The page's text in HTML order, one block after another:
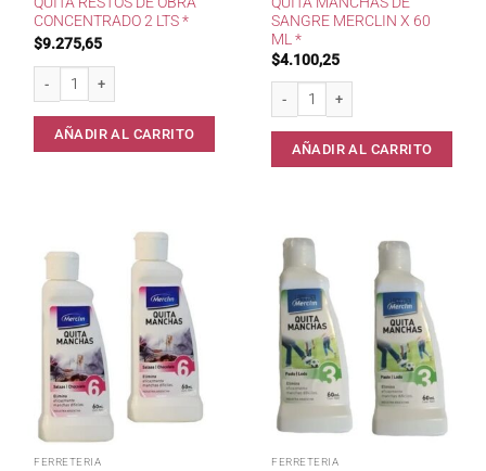
CONCENTRADO 2 LTS *
$9.275,65
Quita Restos de Obra Concentrado 2 lts * cantidad
AÑADIR AL CARRITO
SANGRE MERCLIN X 60
ML *
$4.100,25
Quita Manchas de Sangre Merclin x
AÑADIR AL CARRITO
FERRETERIA FERRETERIA